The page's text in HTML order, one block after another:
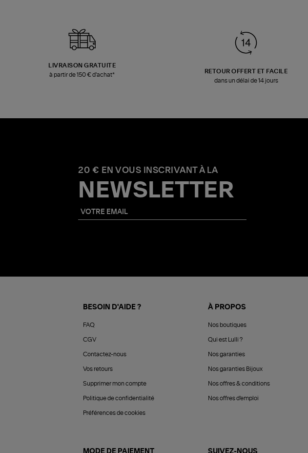
LIVRAISON GRATUITE
à partir de 150 € d'achat*
RETOUR OFFERT ET FACILE
dans un délai de 14 jours
20 € EN VOUS INSCRIVANT À LA
NEWSLETTER
BESOIN D'AIDE ?
FAQ
CGV
Contactez-nous
Vos retours
Supprimer mon compte
Politique de confidentialité
Préférences de cookies
À PROPOS
Nos boutiques
Qui est Lulli ?
Nos garanties
Nos garanties Bijoux
Nos offres & conditions
Nos offres d'emploi